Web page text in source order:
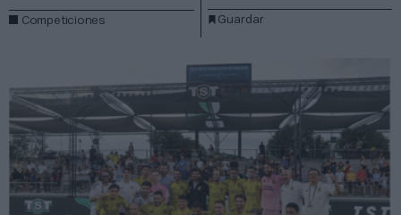
Competiciones Guardar